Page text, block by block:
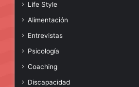
Life Style
Alimentación
Entrevistas
Psicología
Coaching
Discapacidad